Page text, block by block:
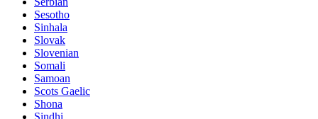
Sesotho
Sinhala
Slovak
Slovenian
Somali
Samoan
Scots Gaelic
Shona
Sindhi